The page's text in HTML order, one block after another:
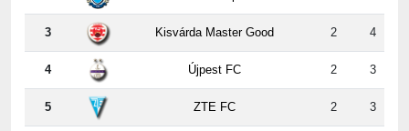
3 Kisvárda Master Good 2 4
4 Újpest FC 2 3
5 ZTE FC 2 3